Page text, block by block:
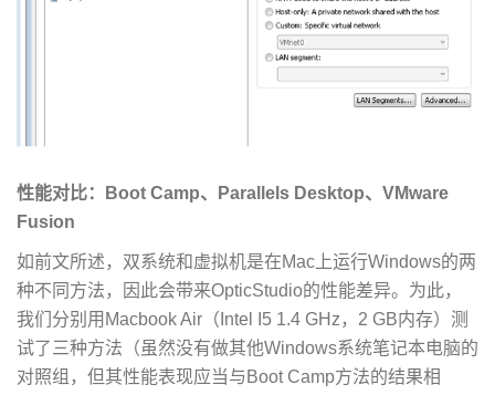
性能对比：Boot Camp、Parallels Desktop、VMware
Fusion
如前文所述，双系统和虚拟机是在Mac上运行Windows的两
种不同方法，因此会带来OpticStudio的性能差异。为此，
我们分别用Macbook Air（Intel I5 1.4 GHz，2 GB内存）测
试了三种方法（虽然没有做其他Windows系统笔记本电脑的
对照组，但其性能表现应当与Boot Camp方法的结果相